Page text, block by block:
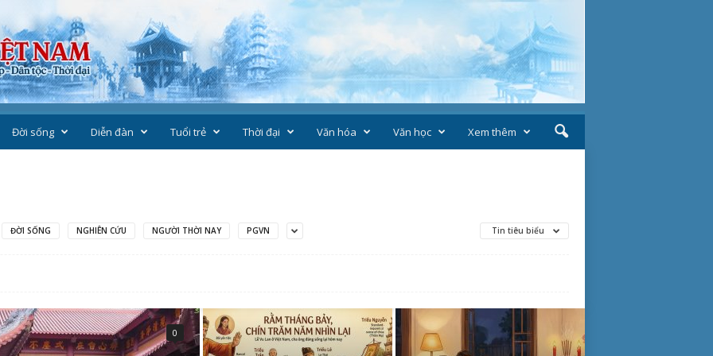
Đời sống Diễn đàn Tuổi trẻ Thời đại Văn hóa Văn học Xem thêm
ĐỜI SỐNG NGHIÊN CỨU NGƯỜI THỜI NAY PGVN Tin tiêu biểu
0